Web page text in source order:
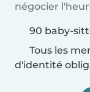
négocier
90 baby-
Tous les
d'identité